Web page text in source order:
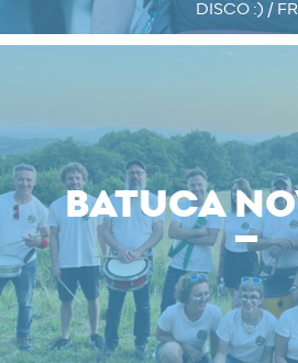
DISCO :) / FR
BATUCA